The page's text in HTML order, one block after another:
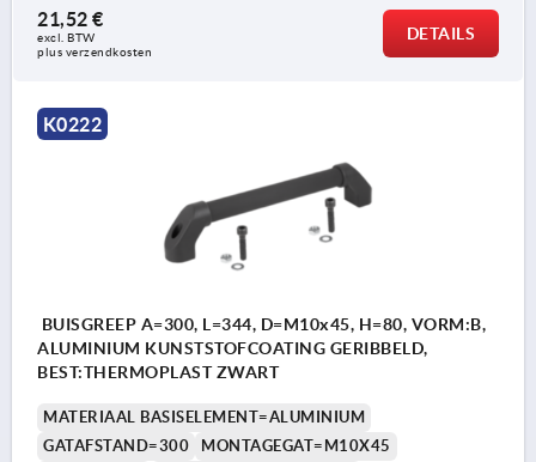
21,52 €
excl. BTW
plus verzendkosten
DETAILS
K0222
BUISGREEP A=300, L=344, D=M10x45, H=80, VORM:B,
ALUMINIUM KUNSTSTOFCOATING GERIBBELD,
BEST:THERMOPLAST ZWART
MATERIAAL BASISELEMENT=ALUMINIUM
GATAFSTAND=300
MONTAGEGAT=M10X45